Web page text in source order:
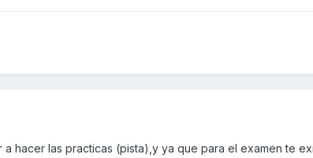
hacer las practicas (pista),y ya que para el examen te